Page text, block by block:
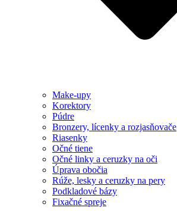
Make-upy
Korektory
Púdre
Bronzery, lícenky a rozjasňovače
Riasenky
Očné tiene
Očné linky a ceruzky na oči
Úprava obočia
Rúže, lesky a ceruzky na pery
Podkladové bázy
Fixačné spreje